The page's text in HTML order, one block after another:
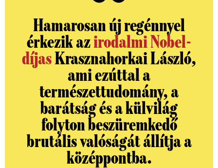
Hamarosan új regénnyel
érkezik azirodalmi Nobel-
díjasKrasznahorkai László,
ami ezúttal a
természettudomány, a
barátság és a külvilág
folyton beszüremkedő
brutális valóságát állítja a
középpontba.